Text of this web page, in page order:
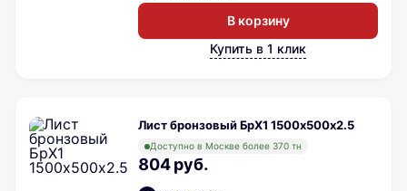
В корзину
Купить в 1 клик
Лист бронзовый БрХ1 1500х500х2.5
Доступно в Москве более 370 тн
804 руб.